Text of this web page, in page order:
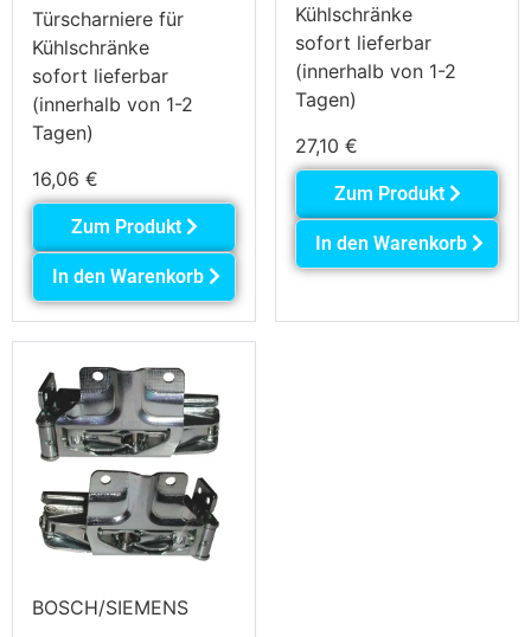
Türscharniere für
Kühlschränke
sofort lieferbar
(innerhalb von 1-2
Tagen)
16,06 €
Zum Produkt
In den Warenkorb
Kühlschränke
sofort lieferbar
(innerhalb von 1-2
Tagen)
27,10 €
Zum Produkt
In den Warenkorb
BOSCH/SIEMENS